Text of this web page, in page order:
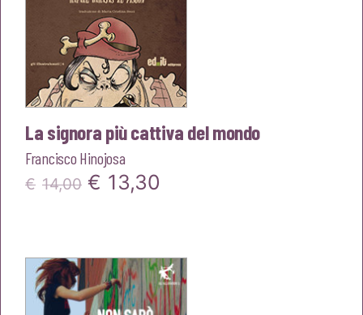
La signora più cattiva del mondo
Francisco Hinojosa
€ 14,00 Il
era:
€14,00.
€ 13,30
è:
€13,30.